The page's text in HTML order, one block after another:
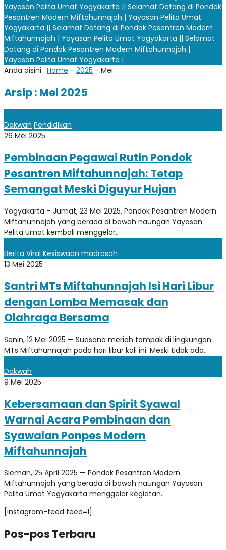
Yayasan Pelita Umat Yogyakarta || Selamat Datang di Pondok
Pesantren Modern Miftahunnajah | Yayasan Pelita Umat
Yogyakarta || Selamat Datang di Pondok Pesantren Modern
Miftahunnajah | Yayasan Pelita Umat Yogyakarta || Selamat
Datang di Pondok Pesantren Modern Miftahunnajah |
Yayasan Pelita Umat Yogyakarta |
Anda disini : Home - 2025 - Mei
Arsip : Mei 2025
Dakwah Pendidikan
26 Mei 2025
Pembinaan Pegawai Rutin Pondok
Pesantren Miftahunnajah: Tetap
Semangat Meski Diguyur Hujan
Yogyakarta – Jumat, 23 Mei 2025. Pondok Pesantren Modern
Miftahunnajah yang berada di bawah naungan Yayasan
Pelita Umat kembali menggelar..
Berita Viral Kesiswaan madrasah
13 Mei 2025
Santri MTs Miftahunnajah Isi Hari Libur
dengan Lomba Memasak dan
Olahraga Bersama
Senin, 12 Mei 2025 — Suasana meriah tampak di lingkungan
MTs Miftahunnajah pada hari libur kali ini. Meski tidak ada..
Dakwah
9 Mei 2025
Kebersamaan dan Spirit Syawal
Warnai Acara Pembinaan dan
Syawalan Ponpes Modern
Miftahunnajah
Sleman, 25 April 2025 — Pondok Pesantren Modern
Miftahunnajah yang berada di bawah naungan Yayasan
Pelita Umat Yogyakarta menggelar kegiatan..
[instagram-feed feed=1]
Pos-pos Terbaru